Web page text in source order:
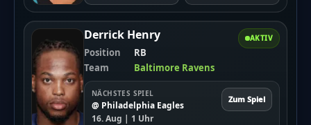
AKTIV
Derrick Henry
Position
RB
Team
Baltimore Ravens
NÄCHSTES SPIEL
@ Philadelphia Eagles
16. Aug | 1 Uhr
Zum Spiel